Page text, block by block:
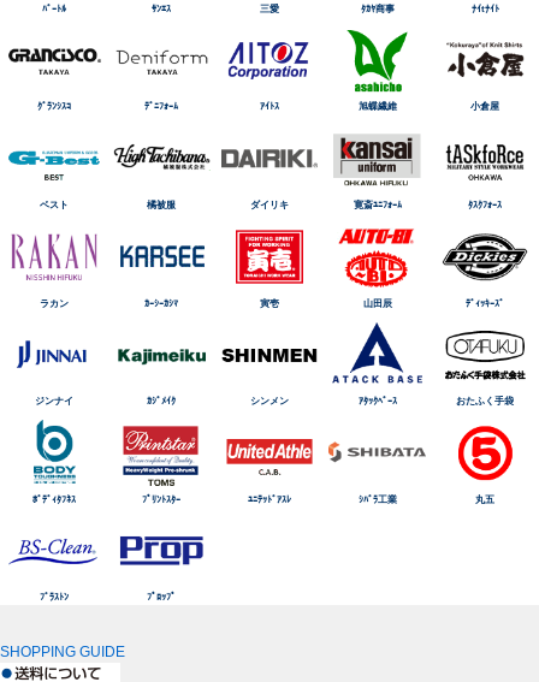
ﾊﾞｰﾄﾙ ｻﾝｴｽ 三愛 ﾀｶﾔ商事 ﾅｲtﾅｲﾄ
ｸﾞﾗﾝｼｽｺ ﾃﾞﾆﾌｫｰﾑ ｱｲﾄｽ 旭蝶繊維 小倉屋
ベスト 橘被服 ダイリキ 寛斎ﾕﾆﾌｫｰﾑ ﾀｽｸﾌｫｰｽ
ラカン ｶｰｼｰｶｼﾏ 寅壱 山田辰 ﾃﾞｨｯｷｰｽﾞ
ジンナイ ｶｼﾞﾒｲｸ シンメン ｱﾀｯｸﾍﾞｰｽ おたふく手袋
ﾎﾞﾃﾞｨﾀﾌﾈｽ ﾌﾟﾘﾝﾄｽﾀｰ ﾕﾆﾃｯﾄﾞｱｽﾚ ｼﾊﾞﾗ工業 丸五
ﾌﾞﾗｽﾄﾝ ﾌﾟﾛｯﾌﾟ
SHOPPING GUIDE